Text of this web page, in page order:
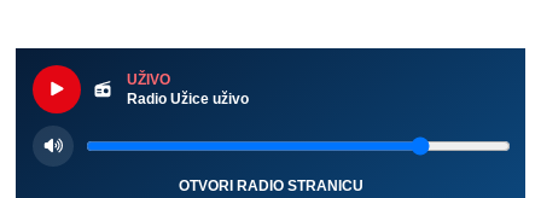
UŽIVO
Radio Užice uživo
OTVORI RADIO STRANICU